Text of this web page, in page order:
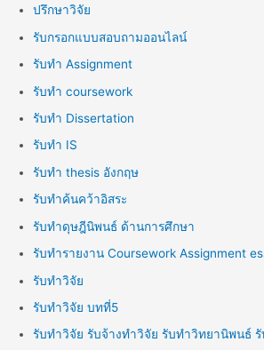
ปรึกษาวิจัย
รับกรอกแบบสอบถามออนไลน์
รับทำ Assignment
รับทำ coursework
รับทำ Dissertation
รับทำ IS
รับทำ thesis อังกฤษ
รับทำค้นคว้าอิสระ
รับทำดุษฎีนิพนธ์ ด้านการศึกษา
รับทำรายงาน Coursework Assignment
รับทำวิจัย
รับทำวิจัย บทที่5
รับทำวิจัย รับจ้างทำวิจัย รับทำวิทยานิพนธ์